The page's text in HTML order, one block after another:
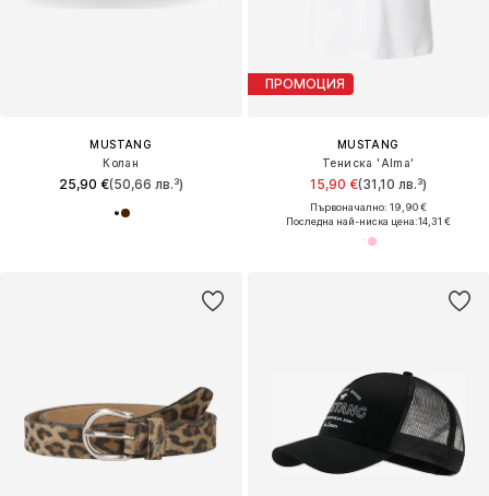
MUSTANG
Колан
25,90 €(50,66 лв.³)
ПРОМОЦИЯ
MUSTANG
Тениска 'Alma'
15,90 €(31,10 лв.³)
Първоначално: 19,90 €
Последна най-ниска цена:14,31 €